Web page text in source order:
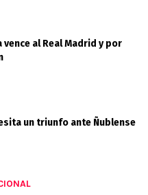
vence al Real Madrid y por
un triunfo ante Ñublense